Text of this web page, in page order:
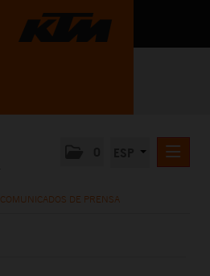
COMUNICADOS DE PRENSA